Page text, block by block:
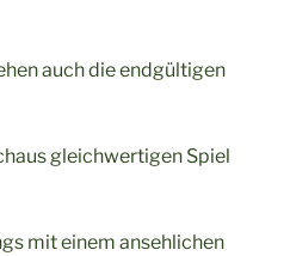
auch die endgültigen
gleichwertigen Spiel
mit einem ansehlichen